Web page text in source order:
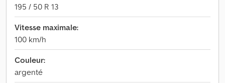
195 / 50 R 13
Vitesse maximale:
100 km/h
Couleur:
argenté